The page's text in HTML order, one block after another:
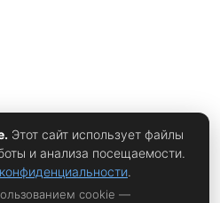
Этот сайт использует файлы
и анализа посещаемости.
.
cookie —